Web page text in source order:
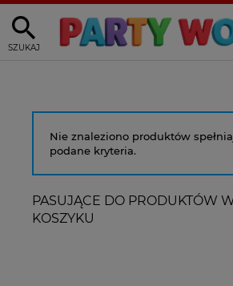
SZUKAJ
Nie znaleziono produktów
podane kryteria.
PASUJĄCE DO PRODUKTÓW
KOSZYKU